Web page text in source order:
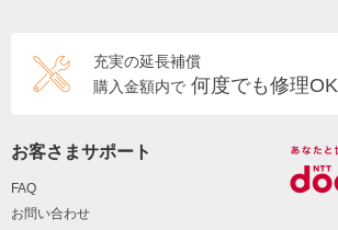
充実の延長補償
購入金額内で 何度でも修理OK
お客さまサポート
FAQ
お問い合わせ